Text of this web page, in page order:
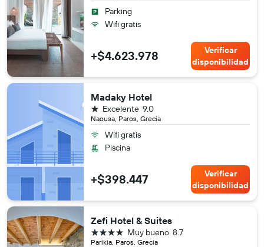
Parking
Wifi gratis
+$4.623.978
Verificar
disponibilidad
Madaky Hotel
Naousa, Paros, Grecia
9.0
Excelente
1 estrella
Wifi gratis
Piscina
+$398.447
Verificar
disponibilidad
Zefi Hotel & Suites
Parikia, Paros, Grecia
8.7
Muy bueno
4 estrellas